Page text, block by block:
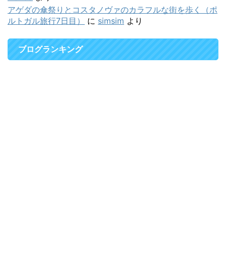
アゲダの傘祭りとコスタノヴァのカラフルな街を歩く（ポ
ルトガル旅行7日目）
に simsim より
ブログランキング